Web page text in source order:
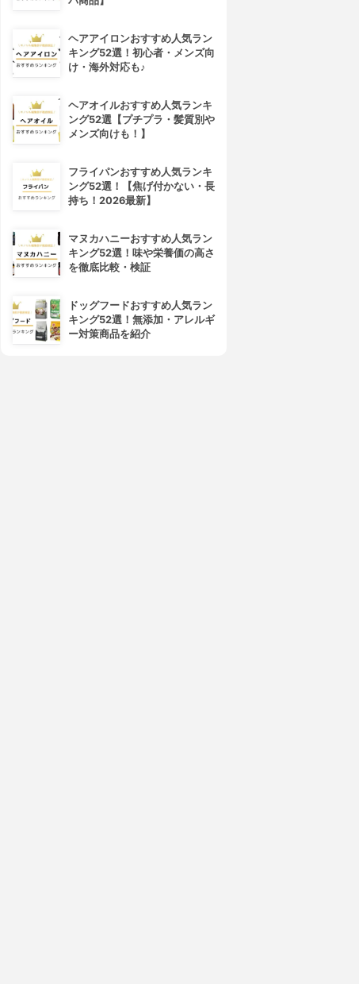
DHC(ディーエイチシー)
ヘアアイロンおすすめ人気ラン
キング52選！初心者・メンズ向
け・海外対応も♪
ヘアオイルおすすめ人気ランキ
ング52選【プチプラ・髪質別や
メンズ向けも！】
フライパンおすすめ人気ランキ
ング52選！【焦げ付かない・長
持ち！2026最新】
マヌカハニーおすすめ人気ラン
キング52選！味や栄養価の高さ
を徹底比較・検証
ドッグフードおすすめ人気ラン
キング52選！無添加・アレルギ
ー対策商品を紹介